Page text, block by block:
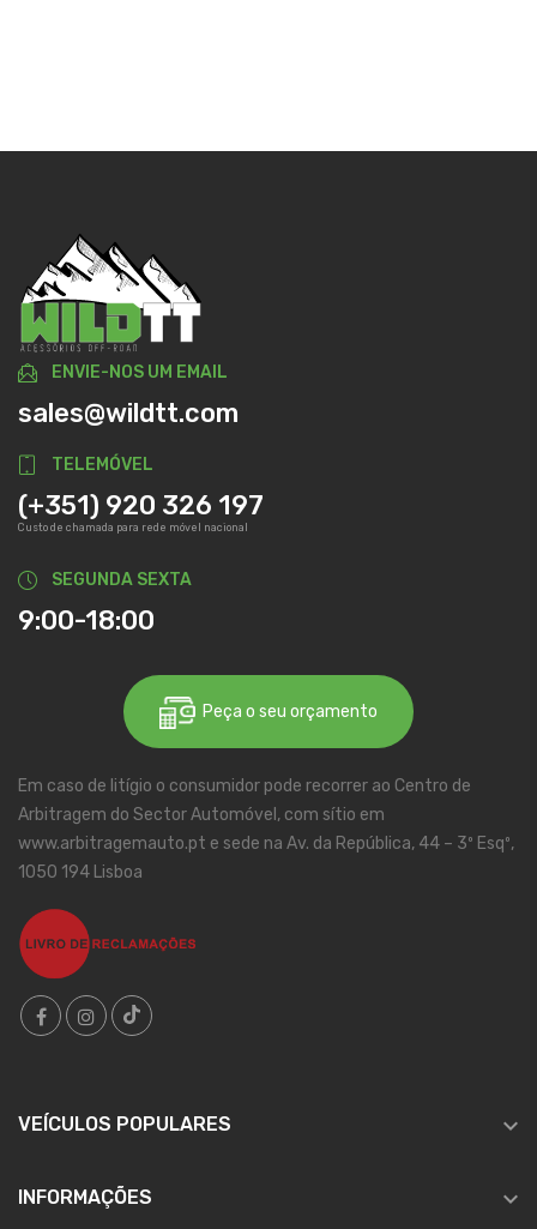
ENVIE-NOS UM EMAIL
sales@wildtt.com
TELEMÓVEL
(+351) 920 326 197
Custo de chamada para rede móvel nacional
SEGUNDA SEXTA
9:00-18:00
Peça o seu orçamento
Em caso de litígio o consumidor pode recorrer ao Centro de
Arbitragem do Sector Automóvel, com sítio em
www.arbitragemauto.pt e sede na Av. da República, 44 – 3º Esqº,
1050 194 Lisboa
VEÍCULOS POPULARES 
INFORMAÇÕES 